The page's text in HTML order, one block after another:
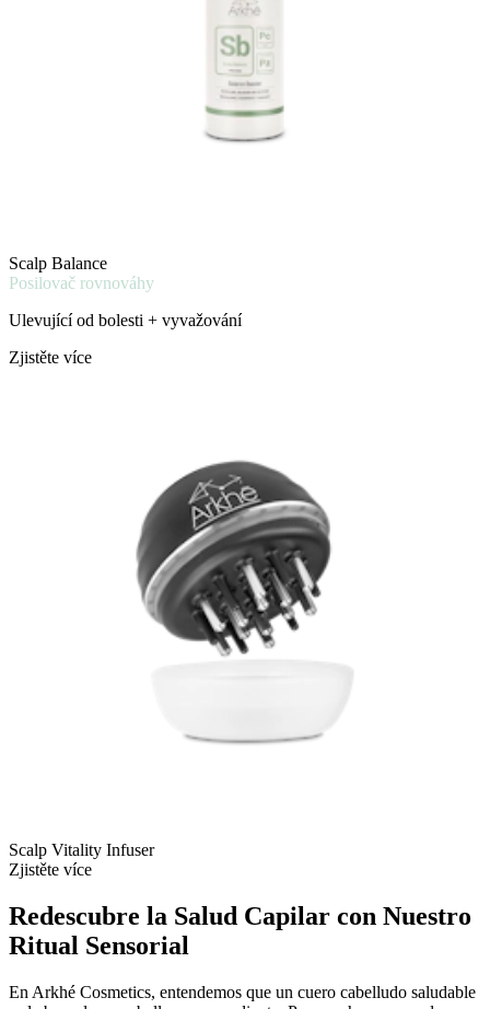
Scalp Balance
Posilovač rovnováhy
Ulevující od bolesti + vyvažování
Zjistěte více
Scalp Vitality Infuser
Zjistěte více
Redescubre la Salud Capilar con Nuestro
Ritual Sensorial
En Arkhé Cosmetics, entendemos que un cuero cabelludo saludable